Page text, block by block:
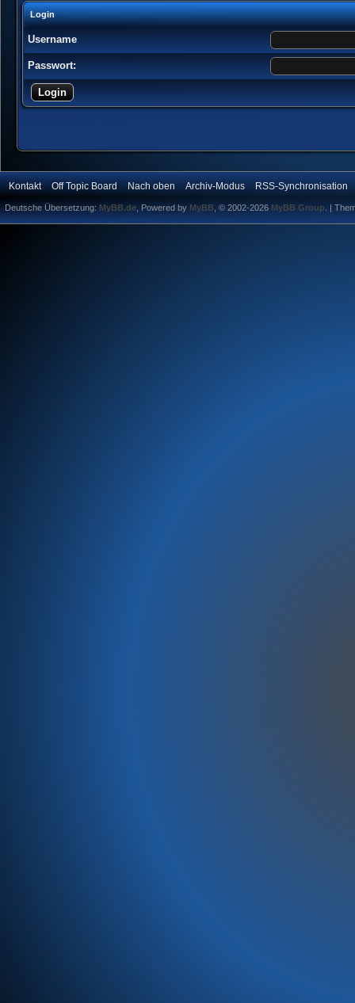
Login
Username
Passwort:
Kontakt Off Topic Board Nach oben Archiv-Modus RSS-Synchronisation
Deutsche Übersetzung: MyBB.de , Powered by MyBB , © 2002-2026 MyBB Group |